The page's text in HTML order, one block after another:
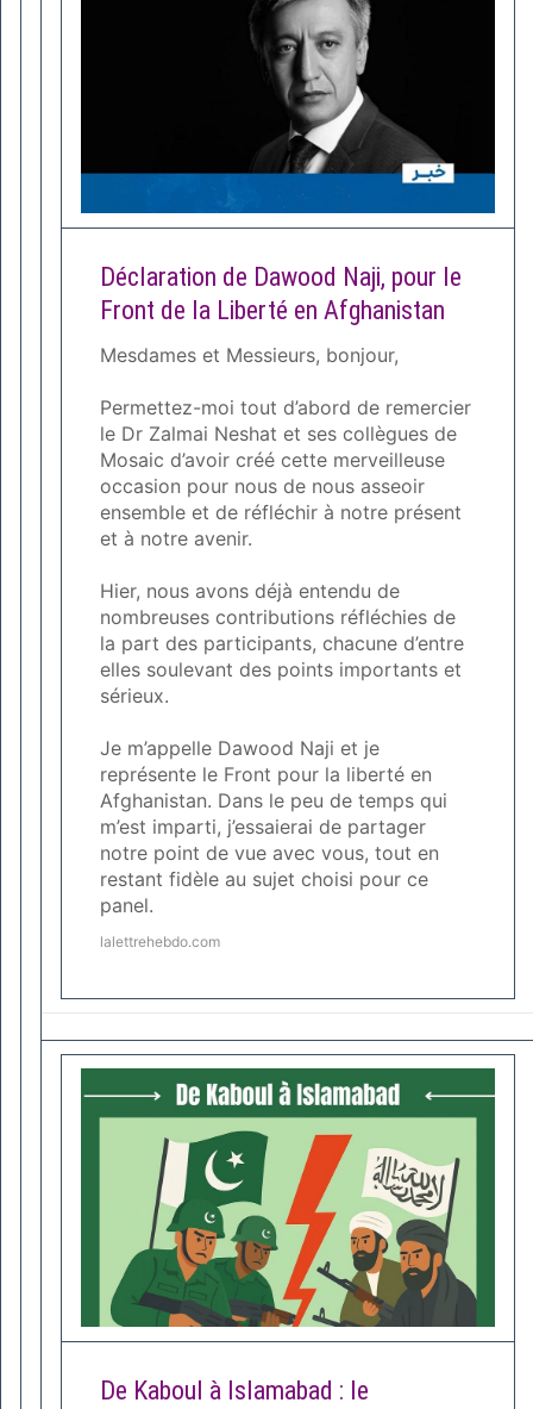
Déclaration de Dawood Naji, pour le
Front de la Liberté en Afghanistan
Mesdames et Messieurs, bonjour,
Permettez-moi tout d’abord de remercier
le Dr Zalmai Neshat et ses collègues de
Mosaic d’avoir créé cette merveilleuse
occasion pour nous de nous asseoir
ensemble et de réfléchir à notre présent
et à notre avenir.
Hier, nous avons déjà entendu de
nombreuses contributions réfléchies de
la part des participants, chacune d’entre
elles soulevant des points importants et
sérieux.
Je m’appelle Dawood Naji et je
représente le Front pour la liberté en
Afghanistan. Dans le peu de temps qui
m’est imparti, j’essaierai de partager
notre point de vue avec vous, tout en
restant fidèle au sujet choisi pour ce
panel.
lalettrehebdo.com
De Kaboul à Islamabad : le